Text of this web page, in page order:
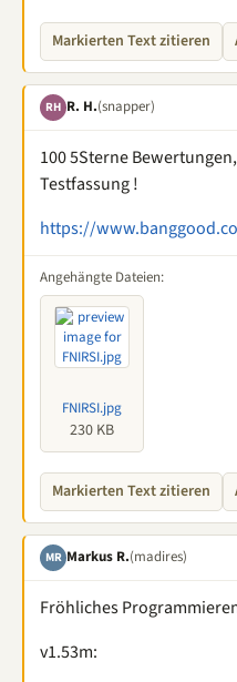
Markierten Text zitieren
RH R. H.(snapper)
100 5Sterne
Testfassung !
https://
Angehängte Dateien:
FNIRSI.jpg
230 KB
Markierten Text zitieren
MR Markus R.(madires)
Fröhliches
v1.53m: